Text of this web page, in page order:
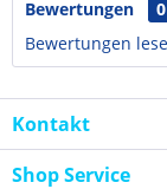
Bewertungen
0
Bewertungen
Kontakt
Shop Service